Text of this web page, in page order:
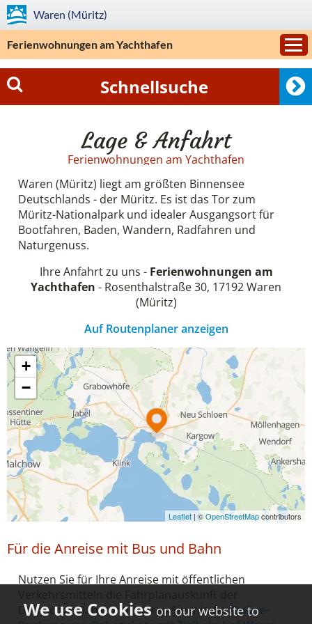
Waren (Müritz)
Ferienwohnungen am Yachthafen
Schnellsuche
Lage & Anfahrt
Ferienwohnungen am Yachthafen
Waren (Müritz) liegt am größten Binnensee
Deutschlands - der Müritz. Es ist das Tor zum
Müritz-Nationalpark und idealer Ausgangsort für
Bootfahren, Baden, Wandern, Radfahren und
Naturgenuss.
Ihre Anfahrt zu uns - Ferienwohnungen am
Yachthafen - Rosenthalstraße 30, 17192 Waren
(Müritz)
Auf Routenplaner anzeigen
Für die Anreise mit Bus und Bahn
Nutzen Sie für Ihre Anreise mit öffentlichen
Deutschen Bahn und sparen Sie mit derOnline-
on our website to